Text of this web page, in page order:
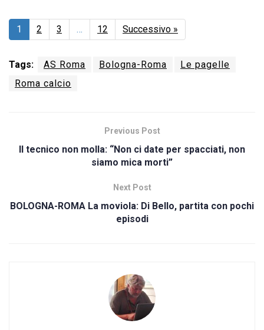
1 2 3 … 12 Successivo »
Tags: AS Roma Bologna-Roma
Le pagelle
Roma calcio
Previous Post
Il tecnico non molla: “Non ci date per spacciati, non
siamo mica morti”
Next Post
BOLOGNA-ROMA La moviola: Di Bello, partita con pochi
episodi